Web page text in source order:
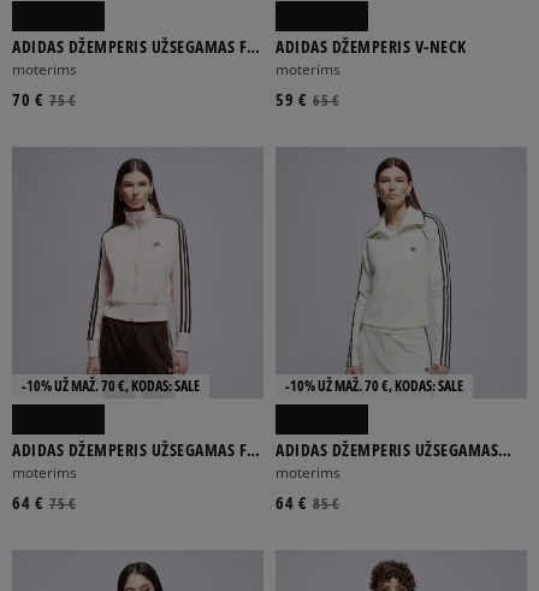
ADIDAS DŽEMPERIS UŽSEGAMAS FB
CLASSIC TT_
moterims
75 €
70 €
ADIDAS DŽEMPERIS V-NECK
moterims
65 €
59 €
-10% UŽ MAŽ. 70 €, KODAS: SALE
ADIDAS DŽEMPERIS UŽSEGAMAS FB
CLASSIC TT_
moterims
75 €
64 €
-10% UŽ MAŽ. 70 €, KODAS: SALE
ADIDAS DŽEMPERIS UŽSEGAMAS
SLIM TT
moterims
85 €
64 €